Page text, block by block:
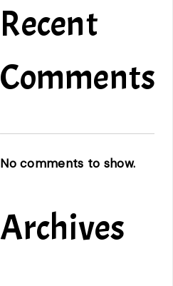
Recent
Comments
No comments to show.
Archives